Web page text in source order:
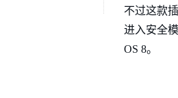
不过这款
进入安全
OS 8。